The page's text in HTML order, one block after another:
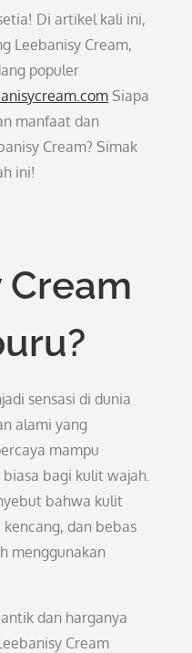
Di artikel kali ini,
Leebanisy Cream,
populer
Siapa
manfaat dan
Cream? Simak
ini!
Cream
sensasi di dunia
alami yang
mampu
bagi kulit wajah.
bahwa kulit
dan bebas
menggunakan
dan harganya
Cream